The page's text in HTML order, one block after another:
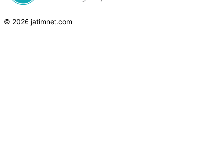
© 2026 jatimnet.com